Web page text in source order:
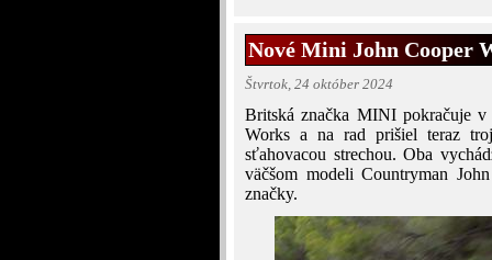
Nové Mini John Cooper
Štvrtok, 24 október 2024
Britská značka MINI pokračuje v
Works a na rad prišiel teraz
sťahovacou strechou. Oba
väčšom modeli Countryman
značky.